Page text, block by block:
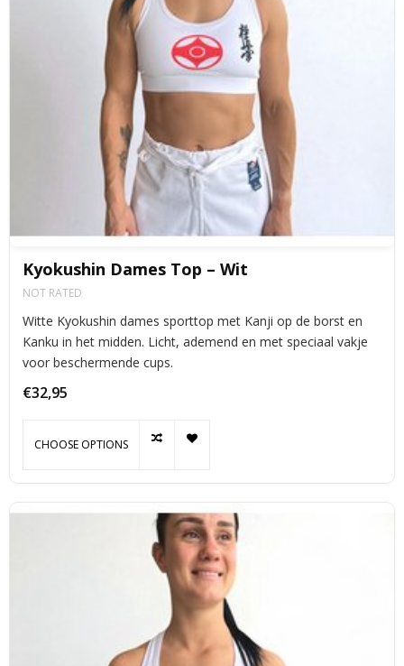
Kyokushin Dames Top – Wit
NOT RATED
Witte Kyokushin dames sporttop met Kanji op de borst en
Kanku in het midden. Licht, ademend en met speciaal vakje
voor beschermende cups.
€32,95
CHOOSE OPTIONS